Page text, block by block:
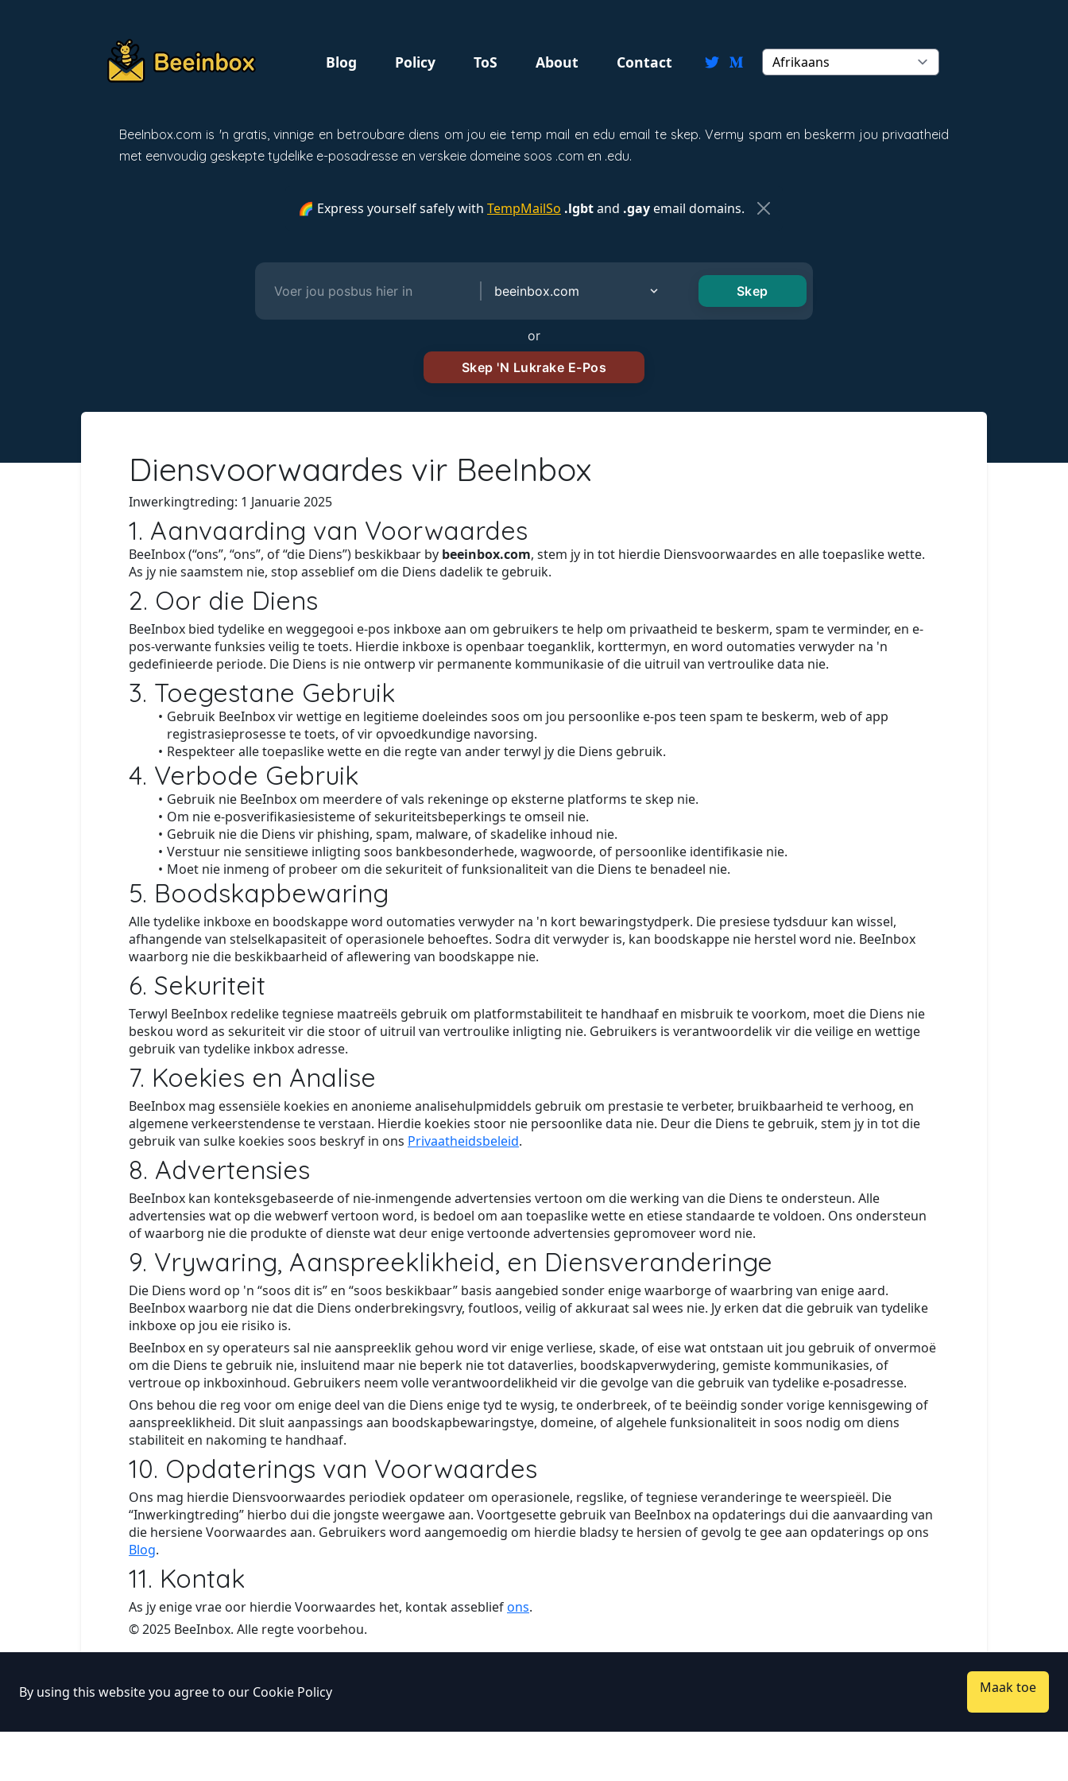
Blog Policy ToS About Contact
BeeInbox.com is 'n gratis, vinnige en betroubare diens om jou eie temp mail en edu email te skep. Vermy spam en beskerm jou privaatheid
met eenvoudig geskepte tydelike e-posadresse en verskeie domeine soos .com en .edu.
🌈 Express yourself safely with TempMailSo .lgbtand .gayemail domains.
or
Diensvoorwaardes vir BeeInbox
Inwerkingtreding: 1 Januarie 2025
1. Aanvaarding van Voorwaardes
BeeInbox (“ons”, “ons”, of “die Diens”) beskikbaar by beeinbox.com, stem jy in tot hierdie Diensvoorwaardes en alle toepaslike wette.
As jy nie saamstem nie, stop asseblief om die Diens dadelik te gebruik.
2. Oor die Diens
BeeInbox bied tydelike en weggegooi e-pos inkboxe aan om gebruikers te help om privaatheid te beskerm, spam te verminder, en e-
pos-verwante funksies veilig te toets. Hierdie inkboxe is openbaar toeganklik, korttermyn, en word outomaties verwyder na 'n
gedefinieerde periode. Die Diens is nie ontwerp vir permanente kommunikasie of die uitruil van vertroulike data nie.
3. Toegestane Gebruik
Gebruik BeeInbox vir wettige en legitieme doeleindes soos om jou persoonlike e-pos teen spam te beskerm, web of app
registrasieprosesse te toets, of vir opvoedkundige navorsing.
Respekteer alle toepaslike wette en die regte van ander terwyl jy die Diens gebruik.
4. Verbode Gebruik
Gebruik nie BeeInbox om meerdere of vals rekeninge op eksterne platforms te skep nie.
Om nie e-posverifikasiesisteme of sekuriteitsbeperkings te omseil nie.
Gebruik nie die Diens vir phishing, spam, malware, of skadelike inhoud nie.
Verstuur nie sensitiewe inligting soos bankbesonderhede, wagwoorde, of persoonlike identifikasie nie.
Moet nie inmeng of probeer om die sekuriteit of funksionaliteit van die Diens te benadeel nie.
5. Boodskapbewaring
Alle tydelike inkboxe en boodskappe word outomaties verwyder na 'n kort bewaringstydperk. Die presiese tydsduur kan wissel,
afhangende van stelselkapasiteit of operasionele behoeftes. Sodra dit verwyder is, kan boodskappe nie herstel word nie. BeeInbox
waarborg nie die beskikbaarheid of aflewering van boodskappe nie.
6. Sekuriteit
Terwyl BeeInbox redelike tegniese maatreëls gebruik om platformstabiliteit te handhaaf en misbruik te voorkom, moet die Diens nie
beskou word as sekuriteit vir die stoor of uitruil van vertroulike inligting nie. Gebruikers is verantwoordelik vir die veilige en wettige
gebruik van tydelike inkbox adresse.
7. Koekies en Analise
BeeInbox mag essensiële koekies en anonieme analisehulpmiddels gebruik om prestasie te verbeter, bruikbaarheid te verhoog, en
algemene verkeerstendense te verstaan. Hierdie koekies stoor nie persoonlike data nie. Deur die Diens te gebruik, stem jy in tot die
gebruik van sulke koekies soos beskryf in ons Privaatheidsbeleid.
8. Advertensies
BeeInbox kan konteksgebaseerde of nie-inmengende advertensies vertoon om die werking van die Diens te ondersteun. Alle
advertensies wat op die webwerf vertoon word, is bedoel om aan toepaslike wette en etiese standaarde te voldoen. Ons ondersteun
of waarborg nie die produkte of dienste wat deur enige vertoonde advertensies gepromoveer word nie.
9. Vrywaring, Aanspreeklikheid, en Diensveranderinge
Die Diens word op 'n “soos dit is” en “soos beskikbaar” basis aangebied sonder enige waarborge of waarbring van enige aard.
BeeInbox waarborg nie dat die Diens onderbrekingsvry, foutloos, veilig of akkuraat sal wees nie. Jy erken dat die gebruik van tydelike
inkboxe op jou eie risiko is.
BeeInbox en sy operateurs sal nie aanspreeklik gehou word vir enige verliese, skade, of eise wat ontstaan uit jou gebruik of onvermoë
om die Diens te gebruik nie, insluitend maar nie beperk nie tot dataverlies, boodskapverwydering, gemiste kommunikasies, of
vertroue op inkboxinhoud. Gebruikers neem volle verantwoordelikheid vir die gevolge van die gebruik van tydelike e-posadresse.
Ons behou die reg voor om enige deel van die Diens enige tyd te wysig, te onderbreek, of te beëindig sonder vorige kennisgewing of
aanspreeklikheid. Dit sluit aanpassings aan boodskapbewaringstye, domeine, of algehele funksionaliteit in soos nodig om diens
stabiliteit en nakoming te handhaaf.
10. Opdaterings van Voorwaardes
Ons mag hierdie Diensvoorwaardes periodiek opdateer om operasionele, regslike, of tegniese veranderinge te weerspieël. Die
“Inwerkingtreding” hierbo dui die jongste weergawe aan. Voortgesette gebruik van BeeInbox na opdaterings dui die aanvaarding van
die hersiene Voorwaardes aan. Gebruikers word aangemoedig om hierdie bladsy te hersien of gevolg te gee aan opdaterings op ons
Blog.
11. Kontak
As jy enige vrae oor hierdie Voorwaardes het, kontak assebliefons.
© 2025 BeeInbox. Alle regte voorbehou.
By using this website you agree to our Cookie Policy Maak toe